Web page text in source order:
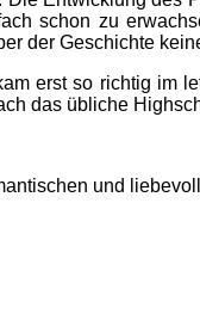
schon zu
der Geschichte
erst so richtig im
das übliche
und